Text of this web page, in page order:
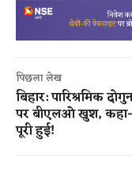
पिछला लेख
बिहार: पारिश्रमिक
पर बीएलओ खुश,
पूरी हुई!